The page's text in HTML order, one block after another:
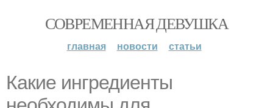
СОВРЕМЕННАЯ ДЕВУШКА
главная новости статьи
Какие ингредиенты